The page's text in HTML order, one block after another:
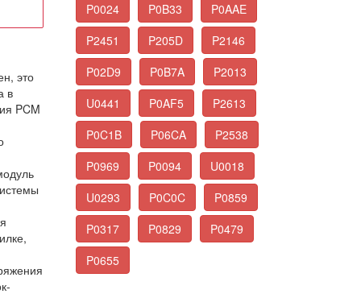
это
в
PCM
P0024
P0B33
P0AAE
P2451
P205D
P2146
P02D9
P0B7A
P2013
U0441
P0AF5
P2613
P0C1B
P06CA
P2538
P0969
P0094
U0018
U0293
P0C0C
P0859
P0317
P0829
P0479
P0655